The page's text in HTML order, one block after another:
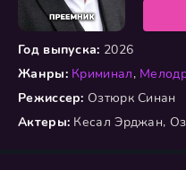
Год выпуска: 2026
Жанры: Криминал,
Режиссер: Озтюрк Синан
Актеры: Кесал Эрджан,